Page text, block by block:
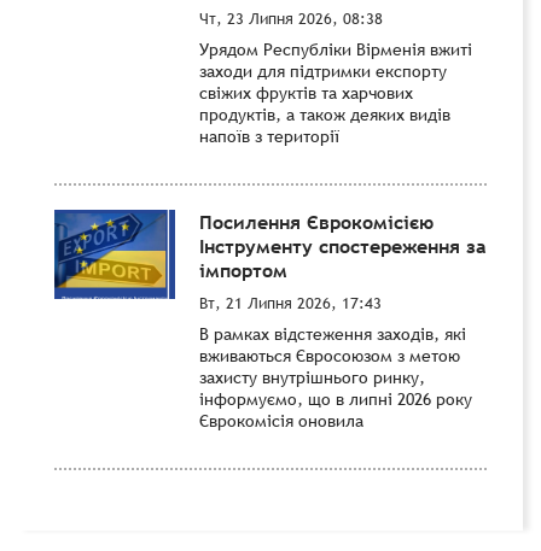
Чт, 23 Липня 2026, 08:38
Урядом Республіки Вірменія вжиті
заходи для підтримки експорту
свіжих фруктів та харчових
продуктів, а також деяких видів
напоїв з території
Посилення Єврокомісією
Інструменту спостереження за
імпортом
Вт, 21 Липня 2026, 17:43
В рамках відстеження заходів, які
вживаються Євросоюзом з метою
захисту внутрішнього ринку,
інформуємо, що в липні 2026 року
Єврокомісія оновила